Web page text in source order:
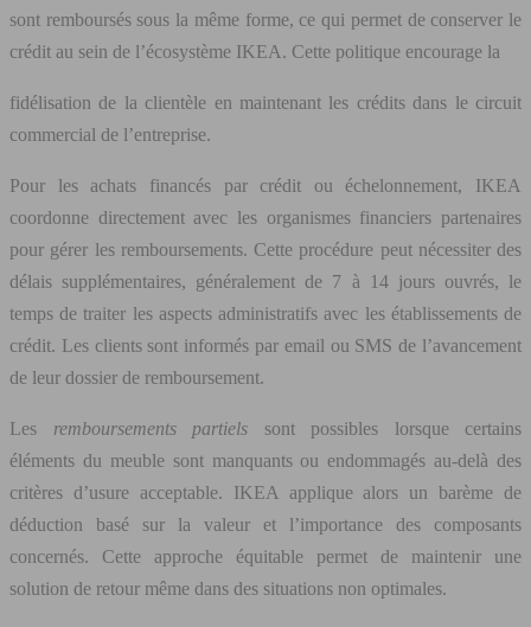
sont remboursés sous la même forme, ce qui permet de conserver le
crédit au sein de l’écosystème IKEA. Cette politique encourage la
fidélisation de la clientèle en maintenant les crédits dans le circuit
commercial de l’entreprise.
Pour les achats financés par crédit ou échelonnement, IKEA
coordonne directement avec les organismes financiers partenaires
pour gérer les remboursements. Cette procédure peut nécessiter des
délais supplémentaires, généralement de 7 à 14 jours ouvrés, le
temps de traiter les aspects administratifs avec les établissements de
crédit. Les clients sont informés par email ou SMS de l’avancement
de leur dossier de remboursement.
Les remboursements partiels sont possibles lorsque certains
éléments du meuble sont manquants ou endommagés au-delà des
critères d’usure acceptable. IKEA applique alors un barème de
déduction basé sur la valeur et l’importance des composants
concernés. Cette approche équitable permet de maintenir une
solution de retour même dans des situations non optimales.